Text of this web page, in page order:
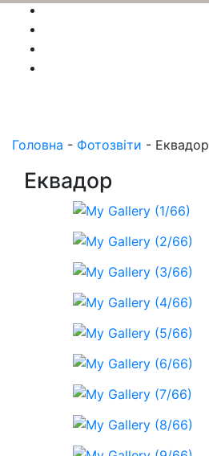
Головна - Фотозвіти - Еквадор
Еквадор